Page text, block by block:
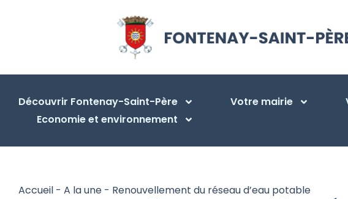
Découvrir Fontenay-Saint-Père Votre mairie
Economie et environnement
Accueil - A la une - Renouvellement du réseau d’eau potable